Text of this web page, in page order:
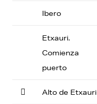
Ibero
Etxauri.
Comienza
puerto
 Alto de Etxauri